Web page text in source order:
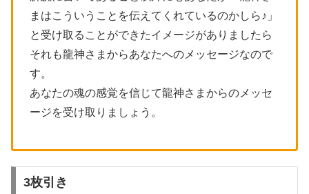
まはこういうことを伝えてくれているのかしら♪」
と受け取ることができたイメージがありましたら
それも龍神さまからあなたへのメッセージなので
す。
あなたの魂の感覚を信じて龍神さまからのメッセ
ージを受け取りましょう。
3枚引き